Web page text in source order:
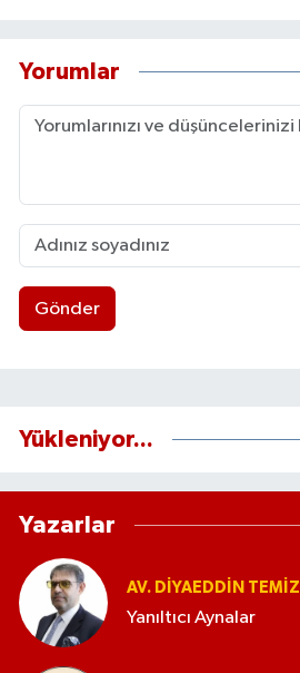
Yorumlar
Gönder
Yükleniyor...
Yazarlar
AV. DIYAEDDIN TEMIZ
Yanıltıcı Aynalar